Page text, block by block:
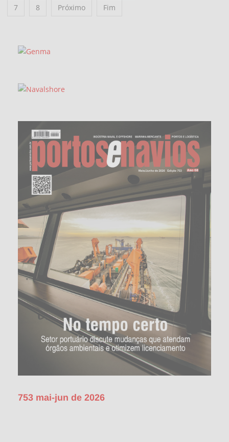
7
8 Próximo Fim
753 mai-jun de 2026